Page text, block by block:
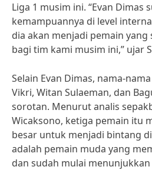
Liga 1 musim ini. “Evan Dimas
kemampuannya di level
dia akan menjadi pemain
bagi tim kami musim ini,” ujar
Selain Evan Dimas, nama-
Vikri, Witan Sulaeman, dan
sorotan. Menurut analis
Wicaksono, ketiga pemain itu
besar untuk menjadi bintang
adalah pemain muda yang
dan sudah mulai